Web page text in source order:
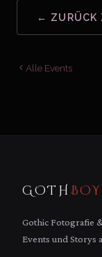
← ZURÜCK
Alle Events
GOTH BOY
Gothic Fotografie
Events und Storys